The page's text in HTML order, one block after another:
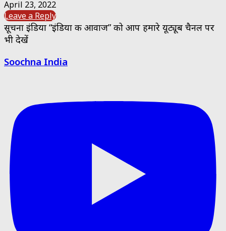
April 23, 2022
Leave a Reply
सूचना इंडिया “इंडिया की आवाज” को आप हमारे यूट्यूब चैनल पर
भी देखें
Soochna India